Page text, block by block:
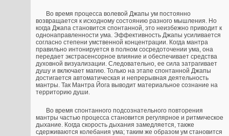
Во время процесса волевой Джапы ум постоянно
возвращается к исходному состоянию разного мышления. Но
когда Джапа становится спонтанной, это неизбежно приводит к
однонаправленности ума. Эффективность Джапы усиливается
согласно степени умственной концентрации. Когда мантра
правильно интонируется в полном сосредоточении ума, она
передает экстрасенсорное влияние и обеспечивает средства
духовной визуализации. Следовательно, ее сила затрагивает
душу и включает магию. Только на этапе спонтанной Джапы
достигается автоматическая и непрерывная деятельность
мантры. Так Мантра Йога выводит материальное сознание на
территорию души.
Во время спонтанного подсознательного повторения
мантры частью процесса становится регулярное и ритмическое
дыхание. Когда скорость дыхания замедляется, также
сдерживаются колебания ума; таким же образом ум становится